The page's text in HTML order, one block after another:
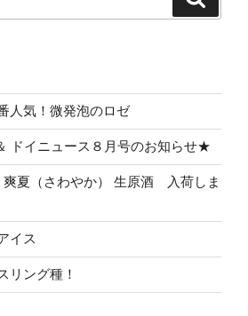
人気！微発泡のロゼ
ドイニュース８月号のお知らせ★
夏（さわやか） 生原酒 入荷しま
イス
リング種！